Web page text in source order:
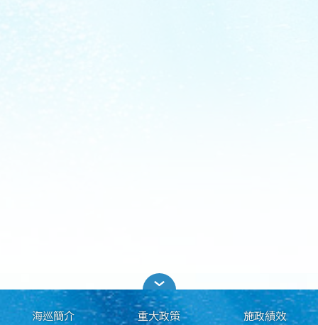
海巡簡介 重大政策 施政績效